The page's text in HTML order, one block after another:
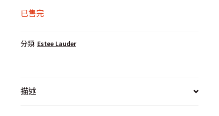
已售完
分類: Estee Lauder
描述